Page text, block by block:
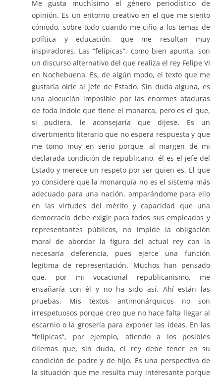
Me gusta muchísimo el género periodístico de
opinión. Es un entorno creativo en el que me siento
cómodo, sobre todo cuando me ciño a los temas de
política y educación, que me resultan muy
inspiradores. Las “felípicas”, como bien apunta, son
un discurso alternativo del que realiza el rey Felipe VI
en Nochebuena. Es, de algún modo, el texto que me
gustaría oírle al jefe de Estado. Sin duda alguna, es
una alocución imposible por las enormes ataduras
de toda índole que tiene el monarca, pero es el que,
si pudiera, le aconsejaría que dijese. Es un
divertimento literario que no espera respuesta y que
me tomo muy en serio porque, al margen de mi
declarada condición de republicano, él es el jefe del
Estado y merece un respeto por ser quien es. El que
yo considere que la monarquía no es el sistema más
adecuado para una nación, amparándome para ello
en las virtudes del mérito y capacidad que una
democracia debe exigir para todos sus empleados y
representantes públicos, no impide la obligación
moral de abordar la figura del actual rey con la
necesaria deferencia, pues ejerce una función
legítima de representación. Muchos han pensado
que, por mi vocacional republicanismo, me
ensañaría con él y no ha sido así. Ahí están las
pruebas. Mis textos antimonárquicos no son
irrespetuosos porque creo que no hace falta llegar al
escarnio o la grosería para exponer las ideas. En las
“felípicas”, por ejemplo, atiendo a los posibles
dilemas que, sin duda, el rey debe tener en su
condición de padre y de hijo. Es una perspectiva de
la situación que me resulta muy interesante porque